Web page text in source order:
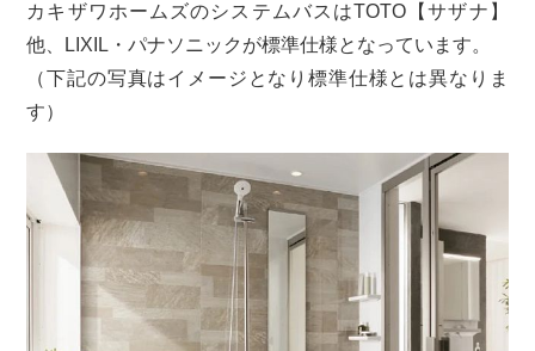
カキザワホームズのシステムバスはTOTO【サザナ】
他、LIXIL・パナソニックが標準仕様となっています。
（下記の写真はイメージとなり標準仕様とは異なりま
す）